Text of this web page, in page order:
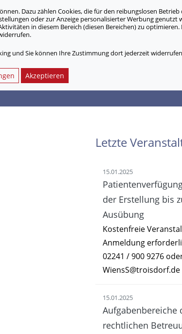
Letzte
15.01.2025
der Erstellung bis
Ausübung
Kostenfreie
Anmeldung
02241 / 900 9276
WiensS@troisdorf.de
15.01.2025
Aufgabenbereiche
rechtlichen
Dazu zählen Cookies, die für den reibungslosen
oder zur Anzeige personalisierter Werbung genutzt
in diesem Bereich (diesen Bereichen) zu optimieren.
und Sie können Ihre Zustimmung dort jederzeit
Akzeptieren